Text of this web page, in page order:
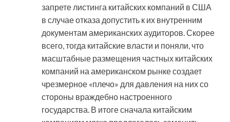
запрете листинга китайских компаний в США
в случае отказа допустить к их внутренним
документам американских аудиторов. Скорее
всего, тогда китайские власти и поняли, что
масштабные размещения частных китайских
компаний на американском рынке создает
чрезмерное «плечо» для давления на них со
стороны враждебно настроенного
государства. В итоге сначала китайским